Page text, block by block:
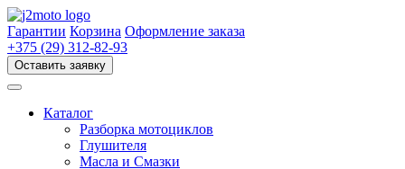
Перейти
к
содержимому
Гарантии Корзина Оформление заказа
+375 (29) 312-82-93
Оставить заявку
Каталог
Разборка мотоциклов
Глушителя
Масла и Смазки